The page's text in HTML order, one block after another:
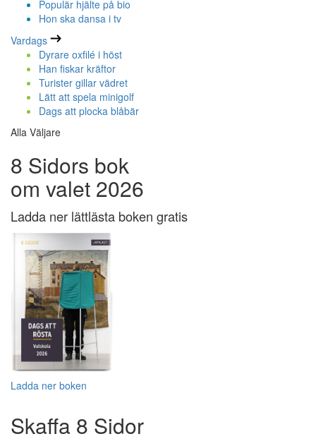
Populär hjälte på bio
Hon ska dansa i tv
Vardags
Dyrare oxfilé i höst
Han fiskar kräftor
Turister gillar vädret
Lätt att spela minigolf
Dags att plocka blåbär
Alla Väljare
8 Sidors bok
om valet 2026
Ladda ner lättlästa boken gratis
Ladda ner boken
Skaffa 8 Sidor